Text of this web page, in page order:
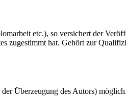
etc.), so versichert der
zugestimmt hat. Gehört zur
Überzeugung des Autors)